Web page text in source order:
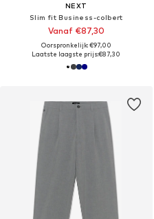
NEXT
Slim fit Business-colbert
Vanaf €87,30
Oorspronkelijk: €97,00
Laatste laagste prijs:€87,30